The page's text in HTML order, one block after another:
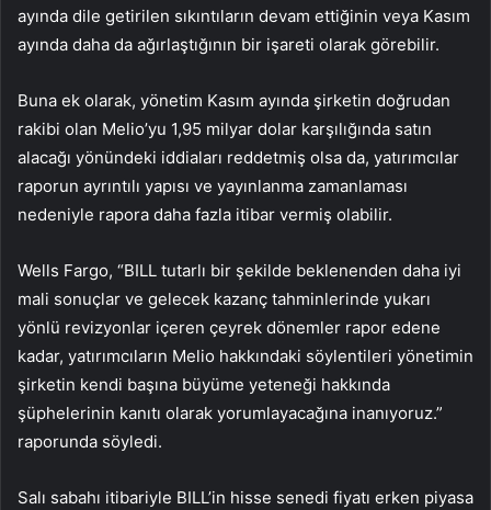
ayında dile getirilen sıkıntıların devam ettiğinin veya Kasım
ayında daha da ağırlaştığının bir işareti olarak görebilir.
Buna ek olarak, yönetim Kasım ayında şirketin doğrudan
rakibi olan Melio’yu 1,95 milyar dolar karşılığında satın
alacağı yönündeki iddiaları reddetmiş olsa da, yatırımcılar
raporun ayrıntılı yapısı ve yayınlanma zamanlaması
nedeniyle rapora daha fazla itibar vermiş olabilir.
Wells Fargo, “BILL tutarlı bir şekilde beklenenden daha iyi
mali sonuçlar ve gelecek kazanç tahminlerinde yukarı
yönlü revizyonlar içeren çeyrek dönemler rapor edene
kadar, yatırımcıların Melio hakkındaki söylentileri yönetimin
şirketin kendi başına büyüme yeteneği hakkında
şüphelerinin kanıtı olarak yorumlayacağına inanıyoruz.”
raporunda söyledi.
Salı sabahı itibariyle BILL’in hisse senedi fiyatı erken piyasa